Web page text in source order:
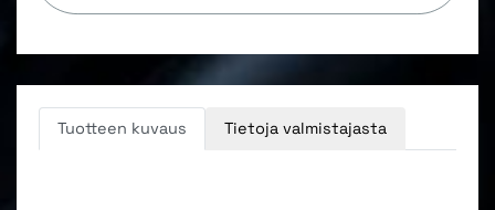
Tuotteen kuvaus Tietoja valmistajasta